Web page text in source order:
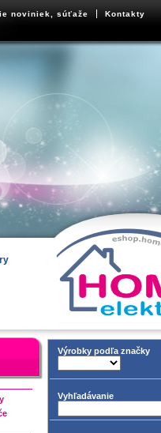
noviniek, súťaže Kontakty
Výrobky podľa značky
Vyhľadávanie